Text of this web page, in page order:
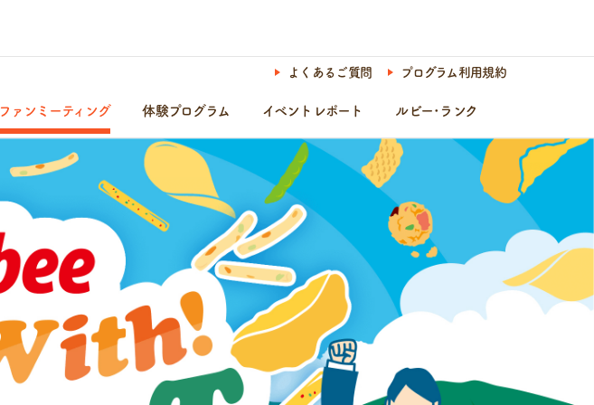
ファンミーティング 体験プログラム イベントレポート ルビー･ランク
よくあるご質問 プログラム利用規約